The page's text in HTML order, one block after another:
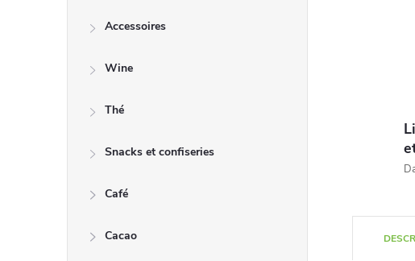
Accessoires
Wine
Thé
Snacks et confiseries
Café
Cacao